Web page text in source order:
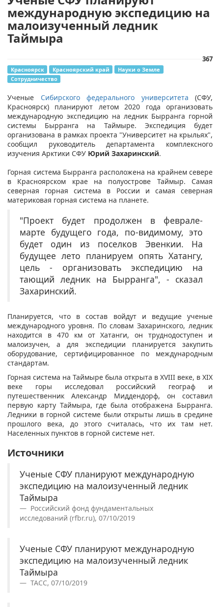
международную экспедицию на
малоизученный ледник
Таймыра
367
Красноярск Красноярский край
Науки о Земле
Сотрудничество
Ученые Сибирского федерального университета (СФУ,
Красноярск) планируют летом 2020 года организовать
международную экспедицию на ледник Бырранга горной
системы Бырранга на Таймыре. Экспедиция будет
организована в рамках проекта "Университет на крыльях",
сообщил руководитель департамента комплексного
изучения Арктики СФУ Юрий Захаринский.
Горная система Бырранга расположена на крайнем севере
в Красноярском крае на полуострове Таймыр. Самая
северная горная система в России и самая северная
материковая горная система на планете.
"Проект будет продолжен в феврале-
марте будущего года, по-видимому, это
будет один из поселков Эвенкии. На
будущее лето планируем опять Хатангу,
цель - организовать экспедицию на
тающий ледник на Бырранга", - сказал
Захаринский.
Планируется, что в состав войдут и ведущие ученые
международного уровня. По словам Захаринского, ледник
находится в 470 км от Хатанги, он труднодоступен и
малоизучен, а для экспедиции планируется закупить
оборудование, сертифицированное по международным
стандартам.
Горная система на Таймыре была открыта в XVIII веке, в ХIХ
веке горы исследовал российский географ и
путешественник Александр Миддендорф, он составил
первую карту Таймыра, где была отображена Бырранга.
Ледники в горной системе были открыты лишь в средине
прошлого века, до этого считалась, что их там нет.
Населенных пунктов в горной системе нет.
Источники
Ученые СФУ планируют международную
экспедицию на малоизученный ледник
Таймыра
Российский фонд фундаментальных
исследований (rfbr.ru), 07/10/2019
Ученые СФУ планируют международную
экспедицию на малоизученный ледник
Таймыра
ТАСС, 07/10/2019